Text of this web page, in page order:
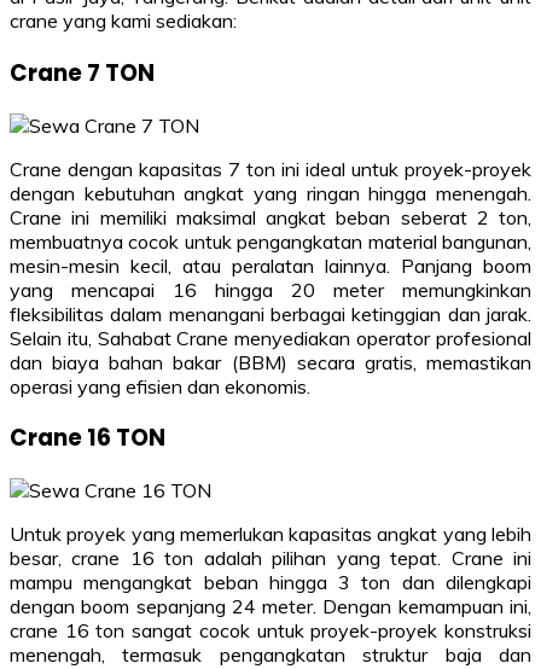
crane yang kami sediakan:
Crane 7 TON
Crane dengan kapasitas 7 ton ini ideal untuk proyek-proyek
dengan kebutuhan angkat yang ringan hingga menengah.
Crane ini memiliki maksimal angkat beban seberat 2 ton,
membuatnya cocok untuk pengangkatan material bangunan,
mesin-mesin kecil, atau peralatan lainnya. Panjang boom
yang mencapai 16 hingga 20 meter memungkinkan
fleksibilitas dalam menangani berbagai ketinggian dan jarak.
Selain itu, Sahabat Crane menyediakan operator profesional
dan biaya bahan bakar (BBM) secara gratis, memastikan
operasi yang efisien dan ekonomis.
Crane 16 TON
Untuk proyek yang memerlukan kapasitas angkat yang lebih
besar, crane 16 ton adalah pilihan yang tepat. Crane ini
mampu mengangkat beban hingga 3 ton dan dilengkapi
dengan boom sepanjang 24 meter. Dengan kemampuan ini,
crane 16 ton sangat cocok untuk proyek-proyek konstruksi
menengah, termasuk pengangkatan struktur baja dan